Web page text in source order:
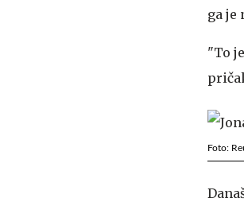
ga je
"To
Foto: